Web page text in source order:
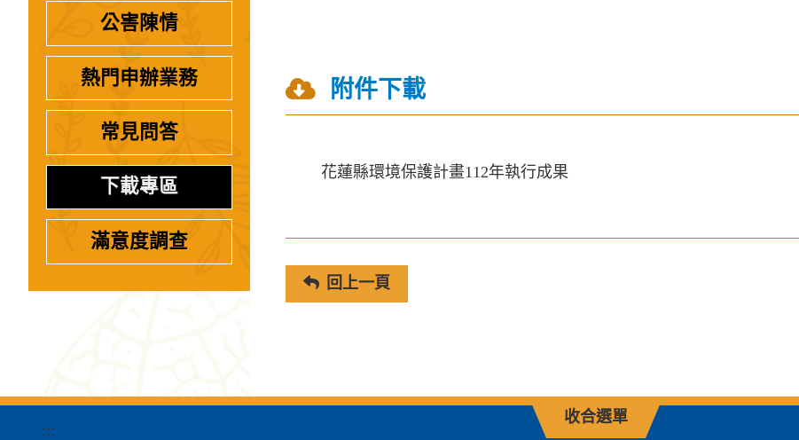
公害陳情
熱門申辦業務
常見問答
下載專區
滿意度調查
附件下載
花蓮縣環境保護計畫112年執行成果
回上一頁
收合選單
:::